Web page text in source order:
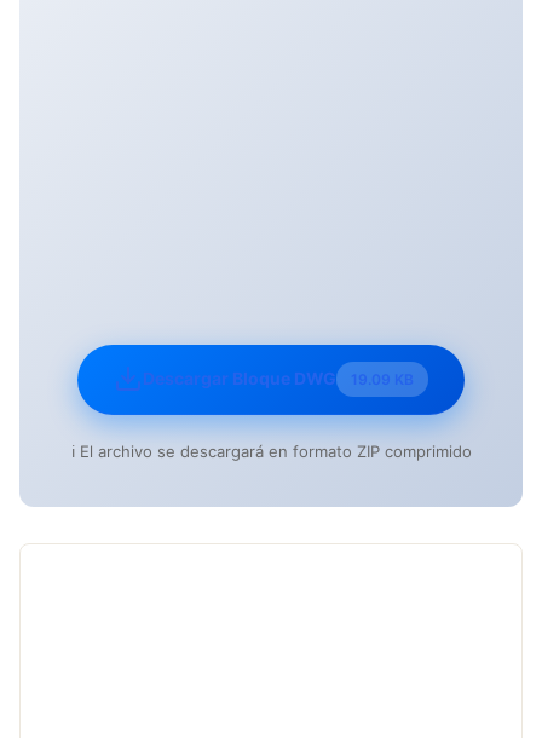
Descargar Bloque DWG 19.09 KB
ℹ️ El archivo se descargará en formato ZIP comprimido